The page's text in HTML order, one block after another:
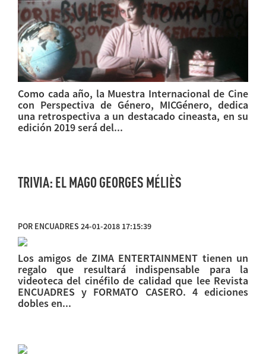
Como cada año, la Muestra Internacional de Cine
con Perspectiva de Género, MICGénero, dedica
una retrospectiva a un destacado cineasta, en su
edición 2019 será del...
TRIVIA: EL MAGO GEORGES MÉLIÈS
POR ENCUADRES 24-01-2018 17:15:39
Los amigos de ZIMA ENTERTAINMENT tienen un
regalo que resultará indispensable para la
videoteca del cinéfilo de calidad que lee Revista
ENCUADRES y FORMATO CASERO. 4 ediciones
dobles en...